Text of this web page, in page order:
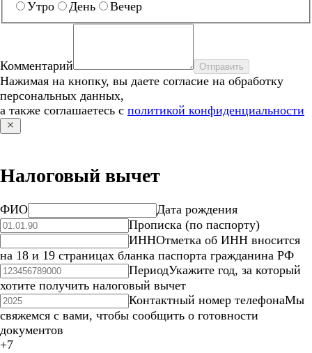
Утро День Вечер
Комментарий Отправить
Нажимая на кнопку, вы даете согласие на обработку
персональных данных,
а также соглашаетесь с политикой конфиденциальности
Налоговый вычет
ФИО
Дата рождения
Прописка (по паспорту)
ИННОтметка об ИНН вносится
на 18 и 19 страницах бланка паспорта гражданина РФ
ПериодУкажите год, за который
хотите получить налоговый вычет
Контактный номер телефонаМы
свяжемся с вами, чтобы сообщить о готовности
документов
+7